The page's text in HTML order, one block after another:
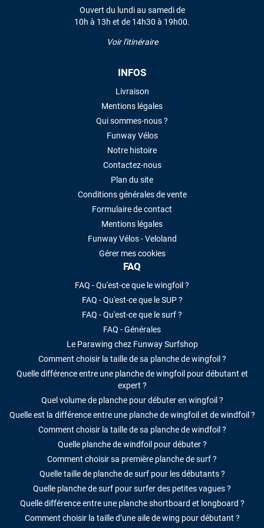
Ouvert du lundi au samedi de
10h à 13h et de 14h30 à 19h00.
Voir l'itinéraire
INFOS
Livraison
Mentions légales
Qui sommes-nous ?
Funway Vélos
Notre histoire
Contactez-nous
Plan du site
Conditions générales de vente
Formulaire de contact
Mentions légales
Funway Vélos - Veloland
Gérer mes cookies
FAQ
FAQ - Qu'est-ce que le wingfoil ?
FAQ - Qu'est-ce que le SUP ?
FAQ - Qu'est-ce que le surf ?
FAQ - Générales
Le Parawing chez Funway Surfshop
Comment choisir la taille de sa planche de wingfoil ?
Quelle différence entre une planche de wingfoil pour débutant et
expert ?
Quel volume de planche pour débuter en wingfoil ?
Quelle est la différence entre une planche de wingfoil et de windfoil ?
Comment choisir la taille de sa planche de windfoil ?
Quelle planche de windfoil pour débuter ?
Comment choisir sa première planche de surf ?
Quelle taille de planche de surf pour les débutants ?
Quelle planche de surf pour surfer des petites vagues ?
Quelle différence entre une planche shortboard et longboard ?
Comment choisir la taille d’une aile de wing pour débutant ?
LAISSER UN AVIS